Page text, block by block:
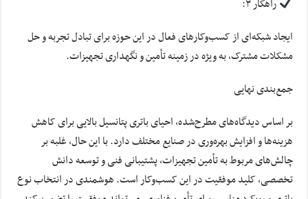
راهکار ۳:
ایجاد شبکه‌ای از کسب‌وکارهای فعال در این حوزه برای تبادل تجربه و حل
مشکلات مشترک، به ویژه در زمینه تأمین و نگهداری تجهیزات.
جمع‌بندی نهایی
بر اساس دیدگاه‌های مطرح‌شده، احیای باتری پتانسیل بالایی برای کاهش
هزینه‌ها و افزایش بهره‌وری در صنایع مختلف دارد. با این حال، غلبه بر
چالش‌های مربوط به تأمین تجهیزات، پشتیبانی فنی و توسعه دانش
تخصصی، کلید موفقیت در این کسب‌وکار است. هوشمندی در انتخاب نوع